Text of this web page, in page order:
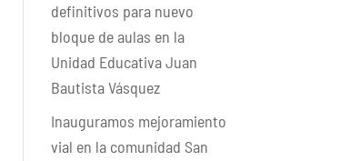
definitivos para nuevo
bloque de aulas en la
Unidad Educativa Juan
Bautista Vásquez
Inauguramos mejoramiento
vial en la comunidad San